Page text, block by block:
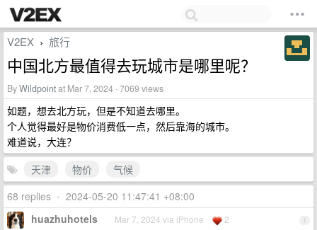
V2EX › 旅行
中国北方最值得去玩城市是哪里呢？
ByWildpointat Mar 7, 2024 · 7069 views
如题，想去北方玩，但是不知道去哪里。
个人觉得最好是物价消费低一点，然后靠海的城市。
难道说，大连？
天津
物价
气候
68 replies • 2024-05-20 11:47:41 +08:00
1
huazhuhotels Mar 7, 2024 via iPhone 2